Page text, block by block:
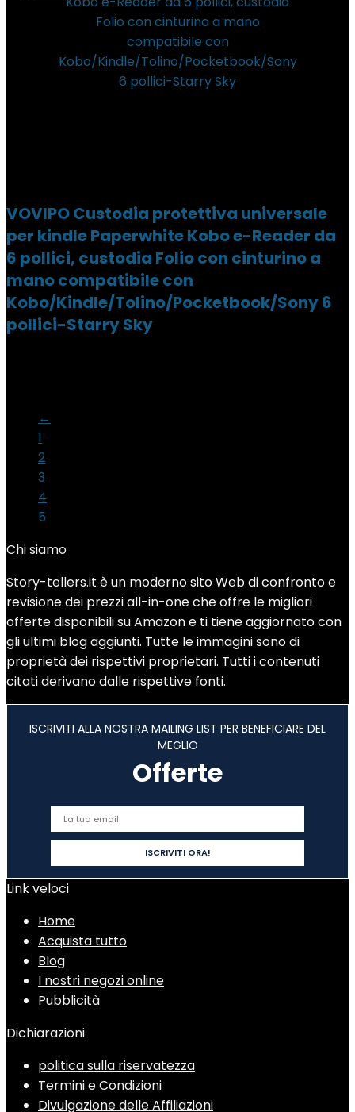
VOVIPO Custodia protettiva universale
per kindle Paperwhite Kobo e-Reader da
6 pollici, custodia Folio con cinturino a
mano compatibile con
Kobo/Kindle/Tolino/Pocketbook/Sony 6
pollici-Starry Sky
←
1
2
3
4
5
Chi siamo
Story-tellers.it è un moderno sito Web di confronto e
revisione dei prezzi all-in-one che offre le migliori
offerte disponibili su Amazon e ti tiene aggiornato con
gli ultimi blog aggiunti. Tutte le immagini sono di
proprietà dei rispettivi proprietari. Tutti i contenuti
citati derivano dalle rispettive fonti.
ISCRIVITI ALLA NOSTRA MAILING LIST PER BENEFICIARE DEL
MEGLIO
Offerte
Link veloci
Home
Acquista tutto
Blog
I nostri negozi online
Pubblicità
Dichiarazioni
politica sulla riservatezza
Termini e Condizioni
Divulgazione delle Affiliazioni